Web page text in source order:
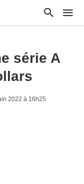
série A
2022 à 16h25